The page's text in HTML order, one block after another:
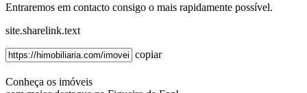
Entraremos em contacto consigo o mais rapidamente possível.
site.sharelink.text
copiar
Conheça os imóveis